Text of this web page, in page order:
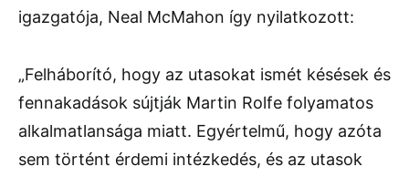
igazgatója, Neal McMahon így nyilatkozott:
„Felháborító, hogy az utasokat ismét késések és
fennakadások sújtják Martin Rolfe folyamatos
alkalmatlansága miatt. Egyértelmű, hogy azóta
sem történt érdemi intézkedés, és az utasok